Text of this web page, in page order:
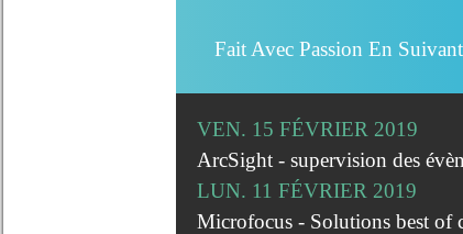
Fait Avec Passion En
VEN. 15 FÉVRIER 2019
ArcSight - supervision des
LUN. 11 FÉVRIER 2019
Microfocus - Solutions best of